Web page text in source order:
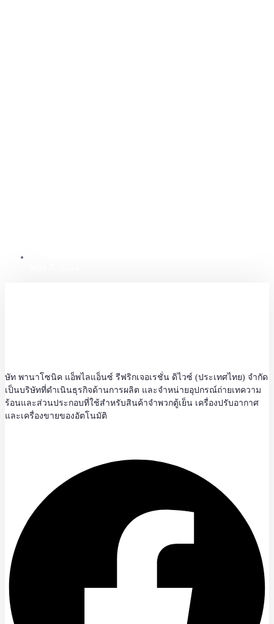
ษัท พานาโซนิค แอ็พไลแอ็นซ์ รีฟริกเจอเรชั่น ดิไวซ์ (ประเทศไทย) จำกัด
เป็นบริษัทที่ดำเนินธุรกิจด้านการผลิต และจำหน่ายอุปกรณ์ถ่ายเทความ
ร้อนและส่วนประกอบที่ใช้สำหรับสินค้าจำพวกตู้เย็น เครื่องปรับอากาศ
และเครื่องขายของอัตโนมัติ